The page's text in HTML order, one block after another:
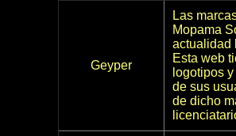
Geyper
Las
Mopama
actualidad
Esta web
logotipos
de sus
de dicho